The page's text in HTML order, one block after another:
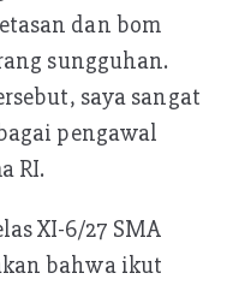
dan bom
sungguhan.
saya sangat
pengawal
RI.
XI-6/27 SMA
bahwa ikut